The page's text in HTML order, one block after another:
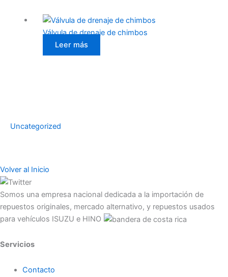
Uncategorized
Válvula de drenaje de chimbos
Leer más
Volver al Inicio
Somos una empresa nacional dedicada a la importación de
repuestos originales, mercado alternativo, y repuestos usados
para vehículos ISUZU e HINO
Servicios
Contacto